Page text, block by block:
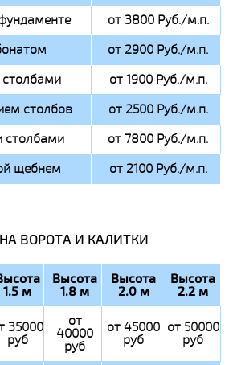
от 3800 Руб./м.п.
от 2900 Руб./м.п.
от 1900 Руб./м.п.
столбов
от 2500 Руб./м.п.
столбами
от 7800 Руб./м.п.
щебнем
от 2100 Руб./м.п.
ВОРОТА И КАЛИТКИ
1.5 м
Высота
1.8 м
Высота
2.0 м
Высота
2.2 м
35000
руб
от
40000
руб
от 45000
руб
от 50000
руб